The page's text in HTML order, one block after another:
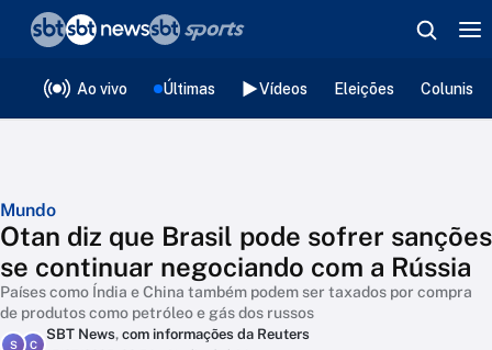
Ao vivo Últimas Vídeos Eleições
Mundo
Otan diz que Brasil pode sofrer sanções
se continuar negociando com a Rússia
Países como Índia e China também podem ser taxados por compra
de produtos como petróleo e gás dos russos
S C
SBT News, com informações da Reuters
❮voltar
Editorias